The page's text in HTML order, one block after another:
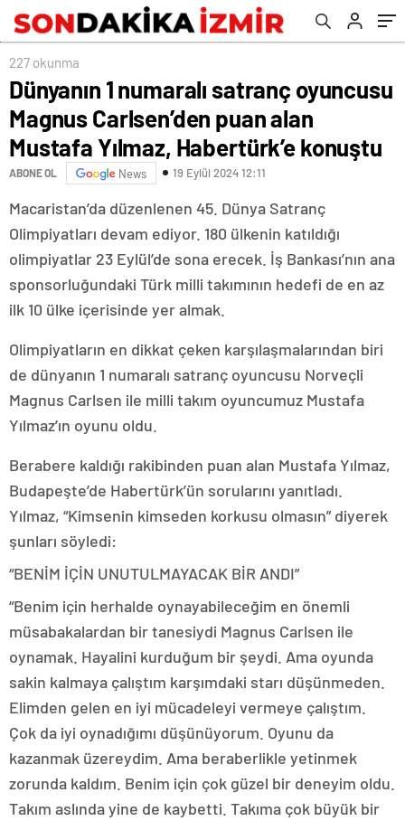
Yılmaz, Habertürk’e konuştu
227 okunma
Dünyanın 1 numaralı satranç oyuncusu
Magnus Carlsen’den puan alan
Mustafa Yılmaz, Habertürk’e konuştu
ABONE OL News 19 Eylül 2024 12:11
Macaristan’da düzenlenen 45. Dünya Satranç
Olimpiyatları devam ediyor. 180 ülkenin katıldığı
olimpiyatlar 23 Eylül’de sona erecek. İş Bankası’nın ana
sponsorluğundaki Türk milli takımının hedefi de en az
ilk 10 ülke içerisinde yer almak.
Olimpiyatların en dikkat çeken karşılaşmalarından biri
de dünyanın 1 numaralı satranç oyuncusu Norveçli
Magnus Carlsen ile milli takım oyuncumuz Mustafa
Yılmaz’ın oyunu oldu.
Berabere kaldığı rakibinden puan alan Mustafa Yılmaz,
Budapeşte’de Habertürk’ün sorularını yanıtladı.
Yılmaz, “Kimsenin kimseden korkusu olmasın” diyerek
şunları söyledi:
“BENİM İÇİN UNUTULMAYACAK BİR ANDI”
“Benim için herhalde oynayabileceğim en önemli
müsabakalardan bir tanesiydi Magnus Carlsen ile
oynamak. Hayalini kurduğum bir şeydi. Ama oyunda
sakin kalmaya çalıştım karşımdaki starı düşünmeden.
Elimden gelen en iyi mücadeleyi vermeye çalıştım.
Çok da iyi oynadığımı düşünüyorum. Oyunu da
kazanmak üzereydim. Ama beraberlikle yetinmek
zorunda kaldım. Benim için çok güzel bir deneyim oldu.
Takım aslında yine de kaybetti. Takıma çok büyük bir